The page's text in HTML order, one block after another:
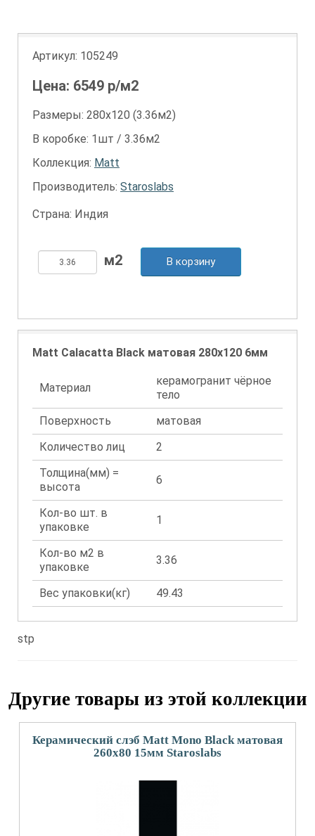
Артикул: 105249
Цена: 6549 р/м2
Размеры: 280х120 (3.36м2)
В коробке: 1шт / 3.36м2
Коллекция: Matt
Производитель: Staroslabs
Страна: Индия
В корзину
Matt Calacatta Black матовая 280x120 6мм
Материал
керамогранит чёрное
тело
Поверхность
матовая
Количество лиц
2
Толщина(мм) =
высота
6
Кол-во шт. в
упаковке
1
Кол-во м2 в
упаковке
3.36
Вес упаковки(кг) 49.43
stp
Другие товары из этой коллекции
Керамический слэб Matt Mono Black матовая
260x80 15мм Staroslabs